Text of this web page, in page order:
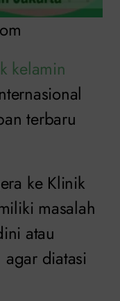
kelamin
terbaru
ke Klinik
masalah
atau
diatasi